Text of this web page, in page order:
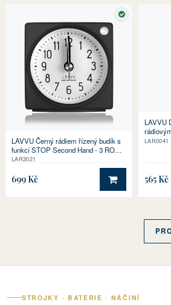
SKLADEM
LAVVU Černý rádiem řízený budík s
funkcí STOP Second Hand - 3 ROKY
ZÁRUKA!
LAR3021
699 Kč DO KOŠÍKU
LAVVU
se
LAR0041
565 Kč
STROJKY · BATERIE · NÁČINÍ